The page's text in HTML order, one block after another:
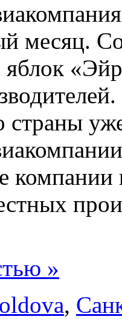
месяц.
страны
»
,